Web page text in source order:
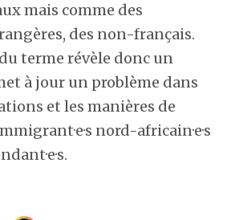
mais comme des
des non-français.
terme révèle donc un
à jour un problème dans
et les manières de
nord-africain·e·s